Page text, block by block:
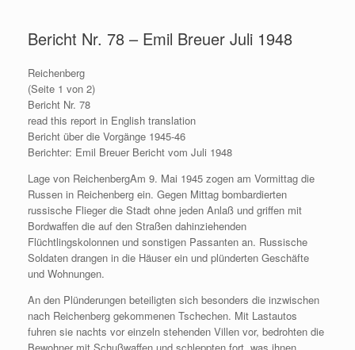
springenBericht Nr. 78 – Emil Breuer Juli 1948
Reichenberg
(Seite 1 von 2)
Bericht Nr. 78
read this report in English translation
Bericht über die Vorgänge 1945-46
Berichter: Emil Breuer Bericht vom Juli 1948
Lage von ReichenbergAm 9. Mai 1945 zogen am Vormittag die
Russen in Reichenberg ein. Gegen Mittag bombardierten
russische Flieger die Stadt ohne jeden Anlaß und griffen mit
Bordwaffen die auf den Straßen dahinziehenden
Flüchtlingskolonnen und sonstigen Passanten an. Russische
Soldaten drangen in die Häuser ein und plünderten Geschäfte
und Wohnungen.
An den Plünderungen beteiligten sich besonders die inzwischen
nach Reichenberg gekommenen Tschechen. Mit Lastautos
fuhren sie nachts vor einzeln stehenden Villen vor, bedrohten die